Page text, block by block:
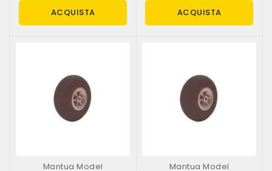
ACQUISTA ACQUISTA
Mantua Model
Mantua Model